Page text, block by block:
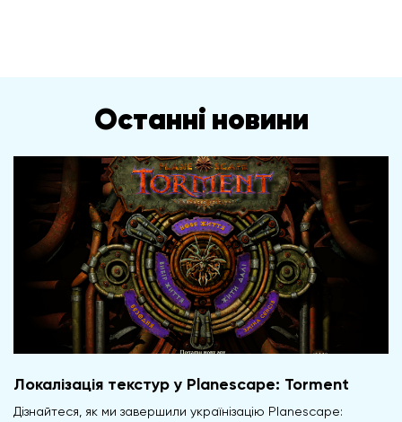
Останні новини
Локалізація текстур у Planescape: Torment
Дізнайтеся, як ми завершили українізацію Planescape: